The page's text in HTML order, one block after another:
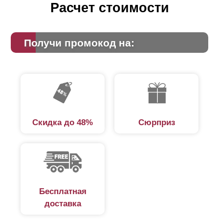
Расчет стоимости
Получи промокод на:
Скидка до 48% Сюрприз
Бесплатная
доставка